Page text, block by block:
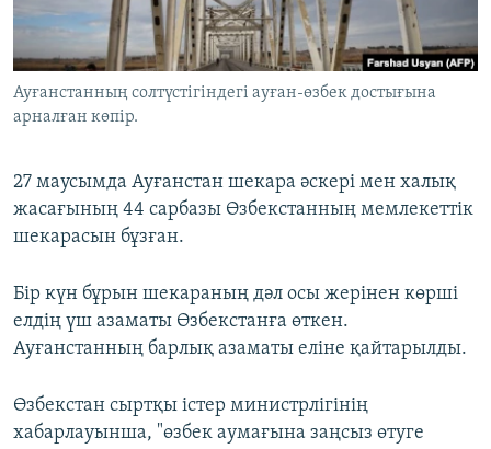
ЖАЗЫЛЫҢЫЗ
Басқа тілдерде
Ауғанстанның солтүстігіндегі ауған-өзбек достығына
арналған көпір.
27 маусымда Ауғанстан шекара әскері мен халық
жасағының 44 сарбазы Өзбекстанның мемлекеттік
шекарасын бұзған.
Бір күн бұрын шекараның дәл осы жерінен көрші
елдің үш азаматы Өзбекстанға өткен.
Ауғанстанның барлық азаматы еліне қайтарылды.
Өзбекстан сыртқы істер министрлігінің
хабарлауынша, "өзбек аумағына заңсыз өтуге